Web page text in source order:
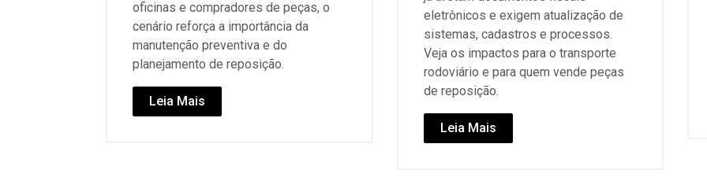
oficinas e compradores de peças, o
cenário reforça a importância da
manutenção preventiva e do
planejamento de reposição.
Leia Mais
eletrônicos e exigem atualização de
sistemas, cadastros e processos.
Veja os impactos para o transporte
rodoviário e para quem vende peças
de reposição.
Leia Mais